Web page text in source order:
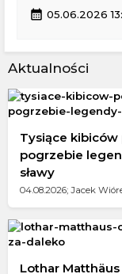
calendar_month 05.06.2026
Aktualności
Tysiące kibiców
pogrzebie
sławy
04.08.2026; Jacek
Lothar Matthäus